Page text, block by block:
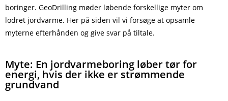
boringer. GeoDrilling møder løbende forskellige myter om
lodret jordvarme. Her på siden vil vi forsøge at opsamle
myterne efterhånden og give svar på tiltale.
Myte: En jordvarmeboring løber tør for
energi, hvis der ikke er strømmende
grundvand